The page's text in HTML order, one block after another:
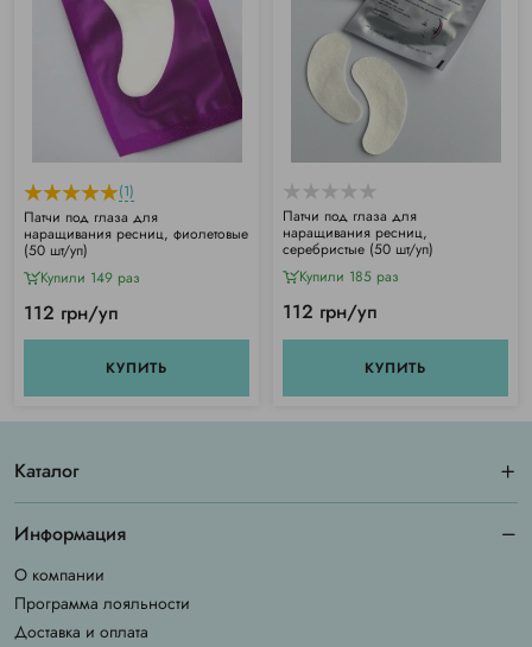
(1)
Патчи под глаза для
наращивания ресниц, фиолетовые
(50 шт/уп)
Купили 149 раз
112 грн/уп
КУПИТЬ
Патчи под глаза для
наращивания ресниц,
серебристые (50 шт/уп)
Купили 185 раз
112 грн/уп
КУПИТЬ
Каталог
Информация
О компании
Программа лояльности
Доставка и оплата